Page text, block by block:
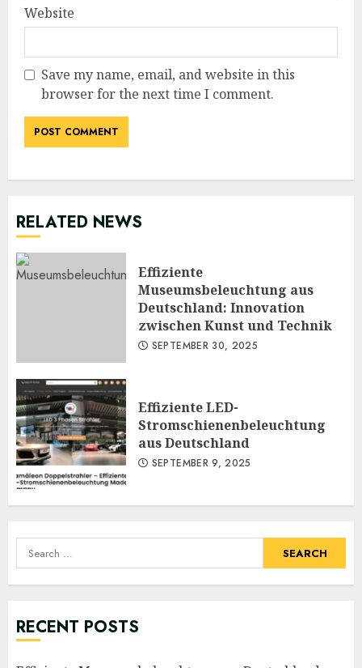
Website
Save my name, email, and website in this
browser for the next time I comment.
RELATED NEWS
Effiziente
Museumsbeleuchtung aus
Deutschland: Innovation
zwischen Kunst und Technik
SEPTEMBER 30, 2025
Effiziente LED-
Stromschienenbeleuchtung
aus Deutschland
SEPTEMBER 9, 2025
Search
for:
RECENT POSTS